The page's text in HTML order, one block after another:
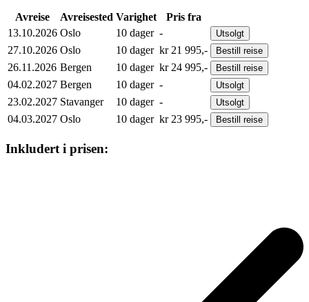
Avreise Avreisested Varighet
Pris fra
13.10.2026 Oslo 10 dager - Utsolgt
27.10.2026 Oslo 10 dager kr 21 995,- Bestill reise
26.11.2026 Bergen 10 dager kr 24 995,- Bestill reise
04.02.2027 Bergen 10 dager - Utsolgt
23.02.2027 Stavanger 10 dager - Utsolgt
04.03.2027 Oslo 10 dager kr 23 995,- Bestill reise
Inkludert i prisen: